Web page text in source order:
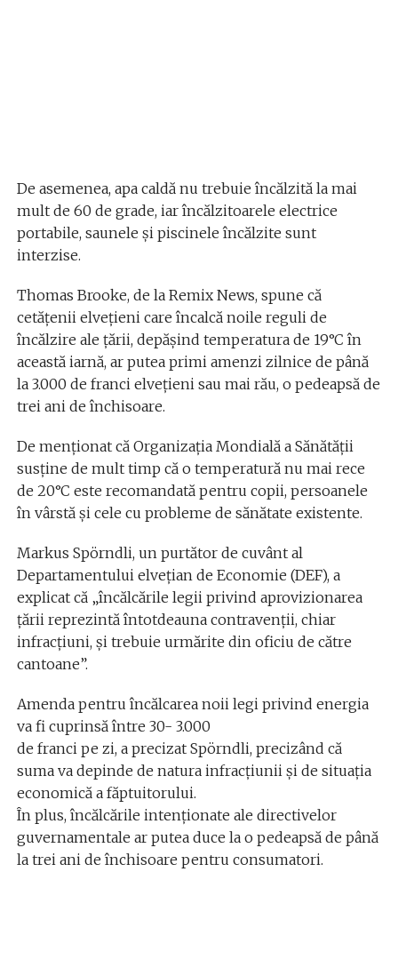
De asemenea, apa caldă nu trebuie încălzită la mai
mult de 60 de grade, iar încălzitoarele electrice
portabile, saunele și piscinele încălzite sunt
interzise.
Thomas Brooke, de la Remix News, spune că
cetățenii elvețieni care încalcă noile reguli de
încălzire ale țării, depășind temperatura de 19°C în
această iarnă, ar putea primi amenzi zilnice de până
la 3.000 de franci elvețieni sau mai rău, o pedeapsă de
trei ani de închisoare.
De menționat că Organizația Mondială a Sănătății
susține de mult timp că o temperatură nu mai rece
de 20°C este recomandată pentru copii, persoanele
în vârstă și cele cu probleme de sănătate existente.
Markus Spörndli, un purtător de cuvânt al
Departamentului elvețian de Economie (DEF), a
explicat că „încălcările legii privind aprovizionarea
țării reprezintă întotdeauna contravenții, chiar
infracțiuni, și trebuie urmărite din oficiu de către
cantoane”.
Amenda pentru încălcarea noii legi privind energia
va fi cuprinsă între 30- 3.000
de franci pe zi, a precizat Spörndli, precizând că
suma va depinde de natura infracțiunii și de situația
economică a făptuitorului.
În plus, încălcările intenționate ale directivelor
guvernamentale ar putea duce la o pedeapsă de până
la trei ani de închisoare pentru consumatori.